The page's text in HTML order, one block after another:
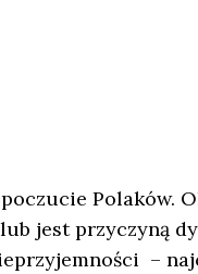
Polaków.
jest przyczyną
–